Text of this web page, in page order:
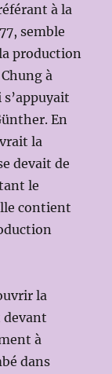
à la
semble
production
à
En
la
devait de
le
contient
la
devant
à
dans